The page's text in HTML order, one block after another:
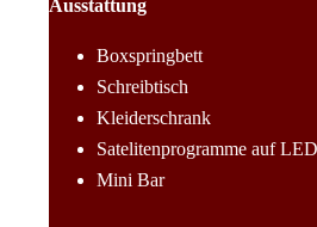
Ausstattung
Boxspringbett
Schreibtisch
Kleiderschrank
Satelitenprogramme auf
Mini Bar